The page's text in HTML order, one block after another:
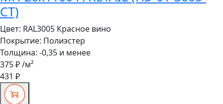
СТ)
Цвет: RAL3005 Красное вино
Покрытие: Полиэстер
Толщина: -0,35 и менее
375 ₽/м²
431 ₽